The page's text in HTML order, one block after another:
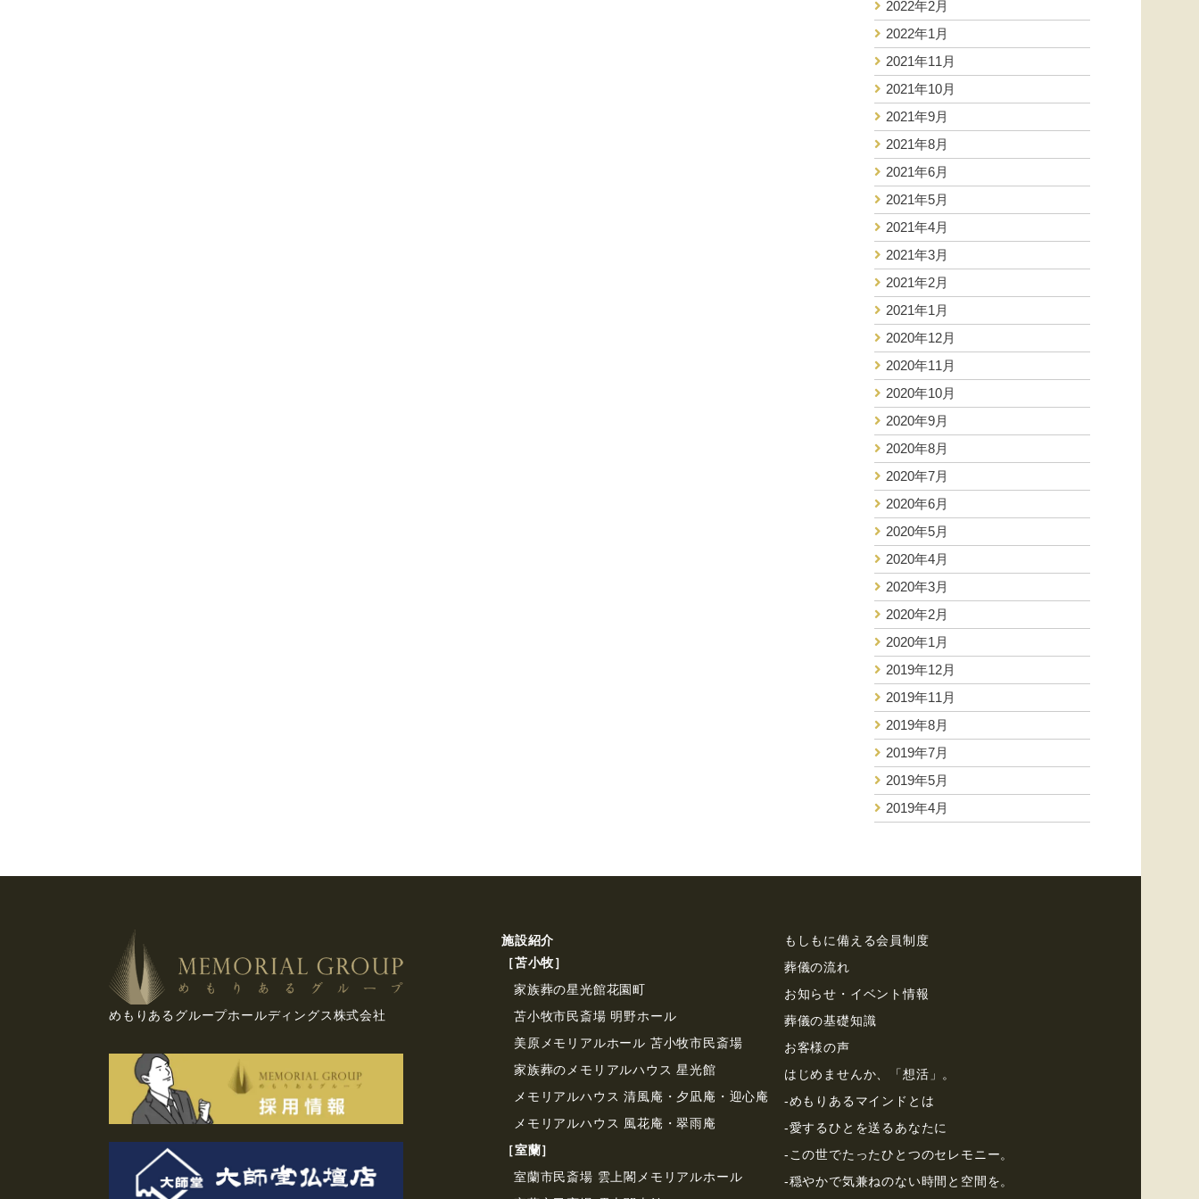
2022年2月
2022年1月
2021年11月
2021年10月
2021年9月
2021年8月
2021年6月
2021年5月
2021年4月
2021年3月
2021年2月
2021年1月
2020年12月
2020年11月
2020年10月
2020年9月
2020年8月
2020年7月
2020年6月
2020年5月
2020年4月
2020年3月
2020年2月
2020年1月
2019年12月
2019年11月
2019年8月
2019年7月
2019年5月
2019年4月
めもりあるグループホールディングス株式会社
施設紹介
［苫⼩牧］
家族葬の星光館花園町
苫小牧市民斎場 明野ホール
美原メモリアルホール 苫小牧市民斎場
家族葬のメモリアルハウス 星光館
メモリアルハウス 清風庵・夕凪庵・迎心庵
メモリアルハウス 風花庵・翠雨庵
［室蘭］
室蘭市民斎場 雲上閣メモリアルホール
もしもに備える会員制度
葬儀の流れ
お知らせ・イベント情報
葬儀の基礎知識
お客様の声
はじめませんか、「想活」。
-めもりあるマインドとは
-愛するひとを送るあなたに
-この世でたったひとつのセレモニー。
-穏やかで気兼ねのない時間と空間を。